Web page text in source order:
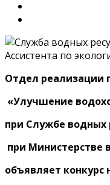
Отдел реализации
«Улучшение
при Службе водных
при Министерстве
объявляет конкурс